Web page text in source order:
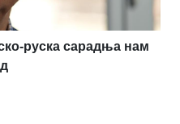
руска сарадња нам